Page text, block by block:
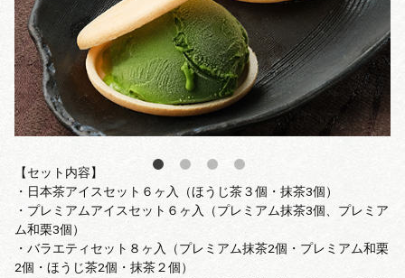
【セット内容】
・日本茶アイスセット６ヶ入（ほうじ茶３個・抹茶3個）
・プレミアムアイスセット６ヶ入（プレミアム抹茶3個、プレミア
ム和栗3個）
・バラエティセット８ヶ入（プレミアム抹茶2個・プレミアム和栗
2個・ほうじ茶2個・抹茶２個）